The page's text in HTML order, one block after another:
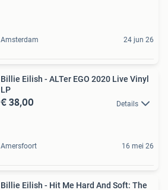
Amsterdam 24 jun 26
Billie Eilish - ALTer EGO 2020 Live Vinyl
LP
€ 38,00 Details
Amersfoort 16 mei 26
Billie Eilish - Hit Me Hard And Soft: The